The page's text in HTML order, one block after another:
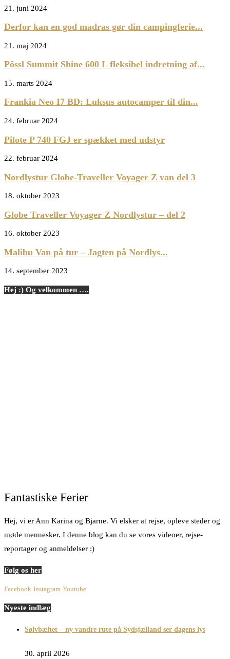
21. juni 2024
Derfor kan en god madras gør din campingferie...
21. maj 2024
Pössl Summit Shine 600 L fleksibel indretning af...
15. marts 2024
Frankia Neo I7 BD: Luksus autocamper til din...
24. februar 2024
Pilote P 740 FGJ er spækket med udstyr
22. februar 2024
Nordlystur Globe-Traveller Voyager Z van del 3
18. oktober 2023
Globe Traveller Voyager Z Nordlystur – del 2
16. oktober 2023
Malibu Van på tur – Jagten på Nordlys...
14. september 2023
Hej :) Og velkommen ….
Fantastiske Ferier
Hej, vi er Ann Karina og Bjarne. Vi elsker at rejse, opleve steder og
møde mennesker. I denne blog kan du se vores videoer, rejse-
reportager og anmeldelser :)
Følg os her
Facebook Instagram Youtube
Nyeste indlæg
Sølvbæltet – ny vandre rute på Sydsjælland ser dagens lys
30. april 2026